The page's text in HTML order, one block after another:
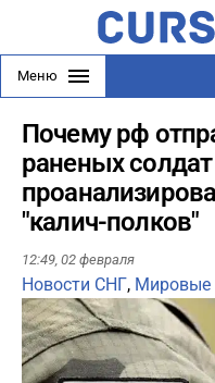
Меню
Почему рф
раненых
"калич-полков"
12:49, 02 февраля
Новости СНГ, Мировые